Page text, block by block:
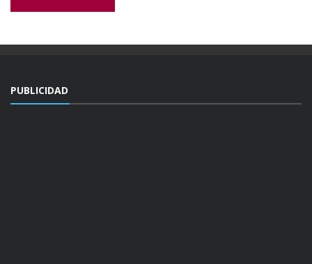
PUBLICIDAD